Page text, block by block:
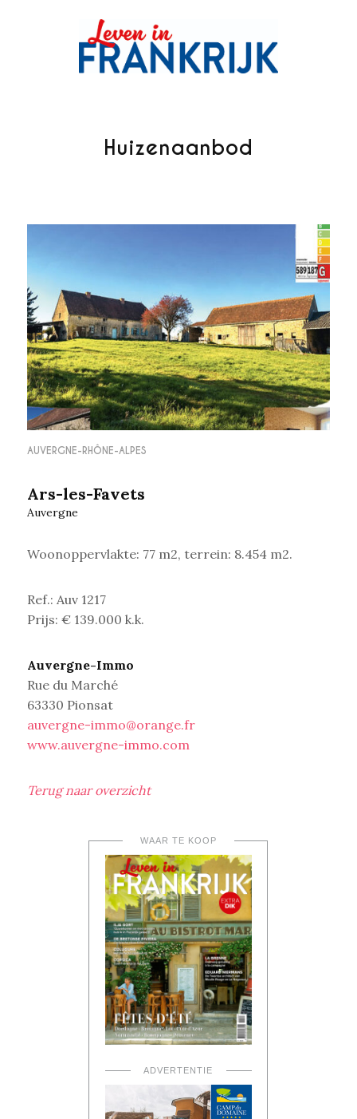
Huizenaanbod
AUVERGNE-RHÔNE-ALPES
Ars-les-Favets
Auvergne
Woonoppervlakte: 77 m2, terrein: 8.454 m2.
Ref.: Auv 1217
Prijs: € 139.000 k.k.
Auvergne-Immo
Rue du Marché
63330 Pionsat
auvergne-immo@orange.fr
www.auvergne-immo.com
Terug naar overzicht
WAAR TE KOOP
ADVERTENTIE